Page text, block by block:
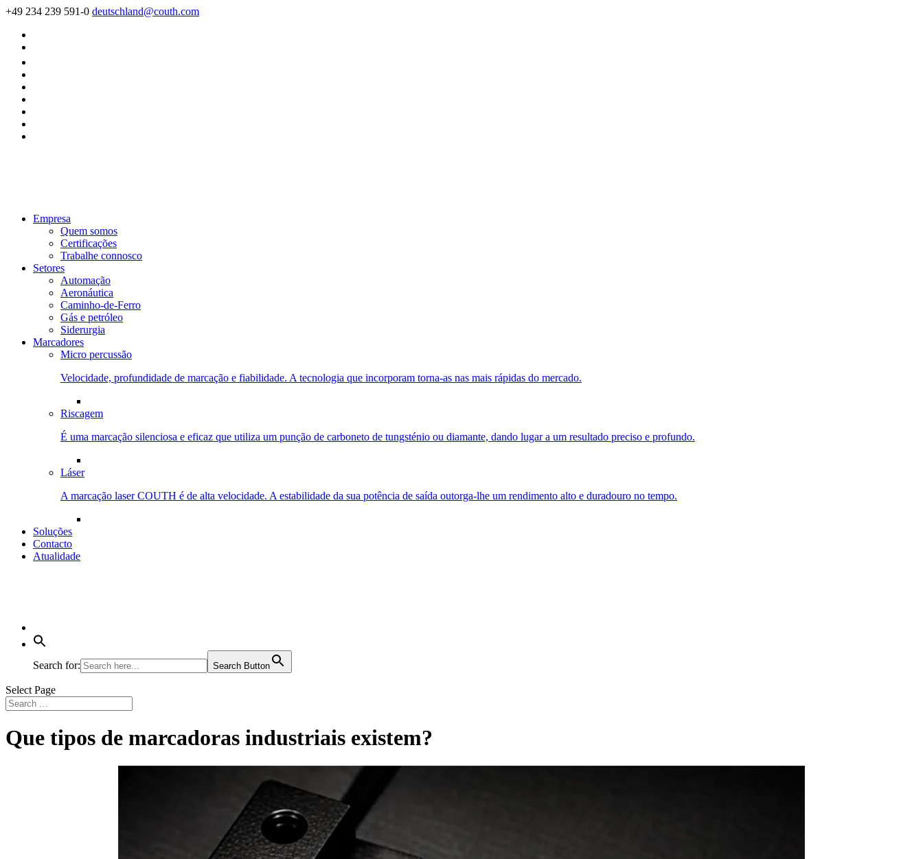
+49 234 239 591-0 deutschland@couth.com
Empresa
Quem somos
Certificações
Trabalhe connosco
Setores
Automação
Aeronáutica
Caminho-de-Ferro
Gás e petróleo
Siderurgia
Marcadores
Micro percussão
Velocidade, profundidade de marcação e fiabilidade. A tecnologia que incorporam torna-as nas mais rápidas do mercado.
Riscagem
É uma marcação silenciosa e eficaz que utiliza um punção de carboneto de tungsténio ou diamante, dando lugar a um resultado preciso e profundo.
Láser
A marcação laser COUTH é de alta velocidade. A estabilidade da sua potência de saída outorga-lhe um rendimento alto e duradouro no tempo.
Soluções
Contacto
Atualidade
Search for: Search Button
Select Page
Que tipos de marcadoras industriais existem?